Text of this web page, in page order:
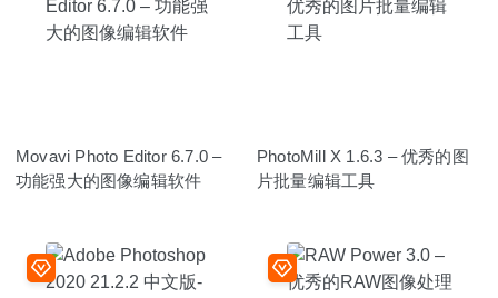
Movavi Photo Editor 6.7.0 –
功能强大的图像编辑软件
PhotoMill X 1.6.3 – 优秀的图
片批量编辑工具